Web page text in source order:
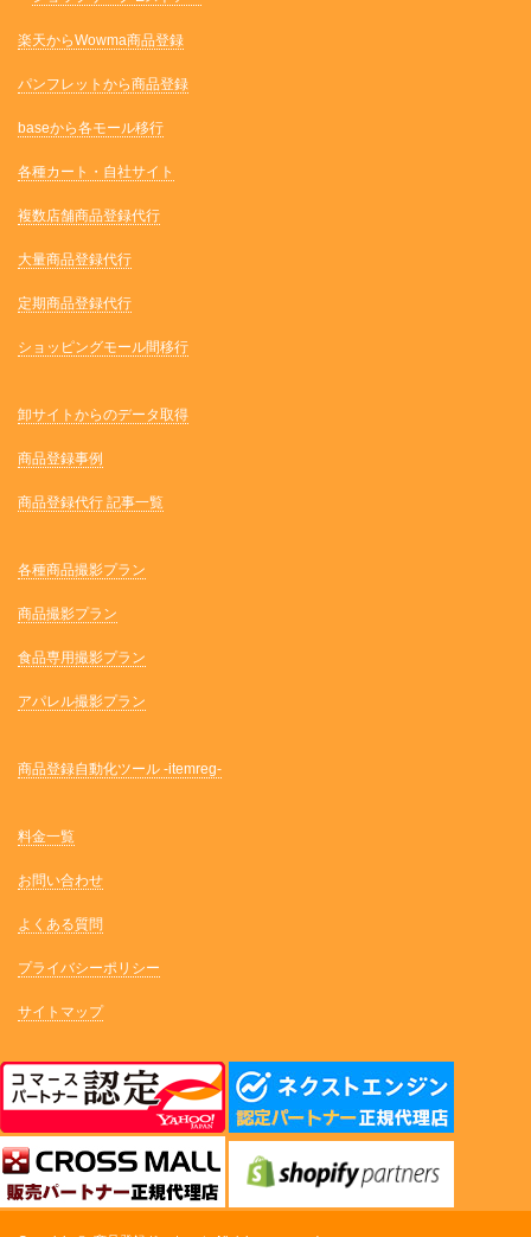
楽天からWowma商品登録
パンフレットから商品登録
baseから各モール移行
各種カート・自社サイト
複数店舗商品登録代行
大量商品登録代行
定期商品登録代行
ショッピングモール間移行
卸サイトからのデータ取得
商品登録事例
商品登録代行 記事一覧
各種商品撮影プラン
商品撮影プラン
食品専用撮影プラン
アパレル撮影プラン
商品登録自動化ツール -itemreg-
料金一覧
お問い合わせ
よくある質問
プライバシーポリシー
サイトマップ